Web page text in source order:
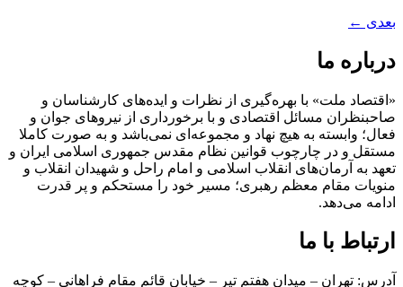
بعدی ←
درباره ما
«اقتصاد ملت» با بهره‌گیری از نظرات و ایده‌های کارشناسان و
صاحبنظران مسائل اقتصادی و با برخورداری از نیروهای جوان و
فعال؛ وابسته به هیچ نهاد و مجموعه‌ای نمی‌‌باشد و به صورت کاملا
مستقل و در چارچوب قوانین نظام مقدس جمهوری اسلامی ایران و
تعهد به آرمان‌های انقلاب اسلامی و امام راحل و شهیدان انقلاب و
منویات مقام معظم رهبری؛ مسیر خود را مستحکم و پر قدرت
ادامه می‌دهد.
ارتباط با ما
آدرس: تهران – میدان هفتم تیر – خیابان قائم مقام فراهانی – کوچه